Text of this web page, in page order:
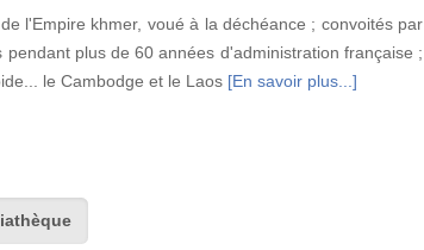
l'Empire khmer, voué à la déchéance ; convoités par
plus de 60 années d'administration française ;
le Cambodge et le Laos [En savoir plus...]